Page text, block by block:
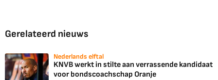
Gerelateerd nieuws
Nederlands elftal
KNVB werkt in stilte aan verrassende kandidaat
voor bondscoachschap Oranje